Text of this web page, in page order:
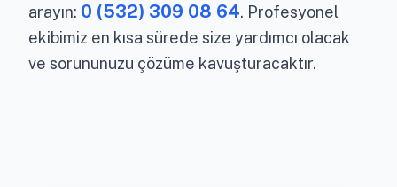
arayın: 0 (532) 309 08 64. Profesyonel
ekibimiz en kısa sürede size yardımcı olacak
ve sorununuzu çözüme kavuşturacaktır.